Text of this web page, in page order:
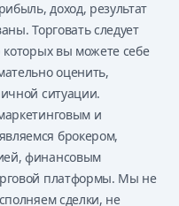
доход, результат
Торговать следует
вы можете себе
оценить,
ситуации.
и
брокером,
финансовым
платформы. Мы не
сделки, не